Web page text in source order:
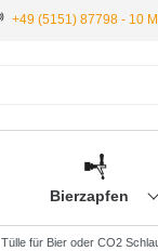
+49 (5151) 87798 - 10
Bierzapfen
Tülle für Bier oder CO2